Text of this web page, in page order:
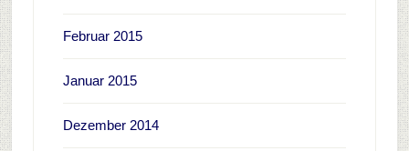
Februar 2015
Januar 2015
Dezember 2014